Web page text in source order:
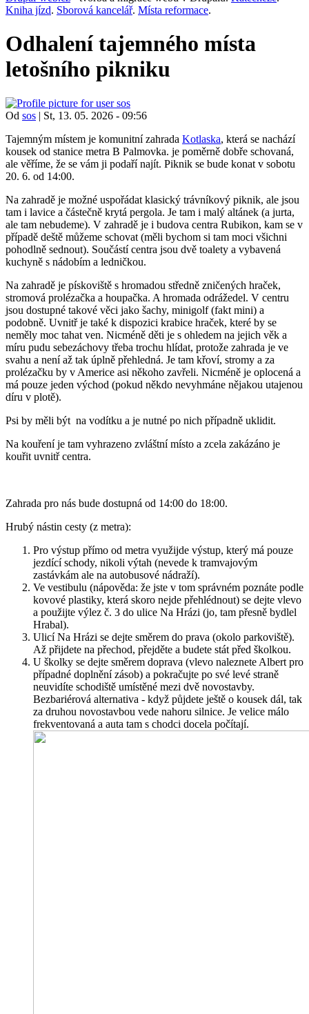
Kniha jízd. Sborová kancelář. Místa reformace.
Odhalení tajemného místa
letošního pikniku
Od sos | St, 13. 05. 2026 - 09:56
Tajemným místem je komunitní zahrada Kotlaska, která se nachází
kousek od stanice metra B Palmovka. je poměrně dobře schovaná,
ale věříme, že se vám ji podaří najít. Piknik se bude konat v sobotu
20. 6. od 14:00.
Na zahradě je možné uspořádat klasický trávníkový piknik, ale jsou
tam i lavice a částečně krytá pergola. Je tam i malý altánek (a jurta,
ale tam nebudeme). V zahradě je i budova centra Rubikon, kam se v
případě deště můžeme schovat (měli bychom si tam moci všichni
pohodlně sednout). Součástí centra jsou dvě toalety a vybavená
kuchyně s nádobím a ledničkou.
Na zahradě je pískoviště s hromadou středně zničených hraček,
stromová prolézačka a houpačka. A hromada odrážedel. V centru
jsou dostupné takové věci jako šachy, minigolf (fakt mini) a
podobně. Uvnitř je také k dispozici krabice hraček, které by se
neměly moc tahat ven. Nicméně děti je s ohledem na jejich věk a
míru pudu sebezáchovy třeba trochu hlídat, protože zahrada je ve
svahu a není až tak úplně přehledná. Je tam křoví, stromy a za
prolézačku by v Americe asi někoho zavřeli. Nicméně je oplocená a
má pouze jeden východ (pokud někdo nevyhmáne nějakou utajenou
díru v plotě).
Psi by měli být na vodítku a je nutné po nich případně uklidit.
Na kouření je tam vyhrazeno zvláštní místo a zcela zakázáno je
kouřit uvnitř centra.
Zahrada pro nás bude dostupná od 14:00 do 18:00.
Hrubý nástin cesty (z metra):
Pro výstup přímo od metra využijde výstup, který má pouze
jezdící schody, nikoli výtah (nevede k tramvajovým
zastávkám ale na autobusové nádraží).
Ve vestibulu (nápověda: že jste v tom správném poznáte podle
kovové plastiky, která skoro nejde přehlédnout) se dejte vlevo
a použijte výlez č. 3 do ulice Na Hrázi (jo, tam přesně bydlel
Hrabal).
Ulicí Na Hrázi se dejte směrem do prava (okolo parkoviště).
Až přijdete na přechod, přejděte a budete stát před školkou.
U školky se dejte směrem doprava (vlevo naleznete Albert pro
případné doplnění zásob) a pokračujte po své levé straně
neuvidíte schodiště umístěné mezi dvě novostavby.
Bezbariérová alternativa - když půjdete ještě o kousek dál, tak
za druhou novostavbou vede nahoru silnice. Je velice málo
frekventovaná a auta tam s chodci docela počítají.